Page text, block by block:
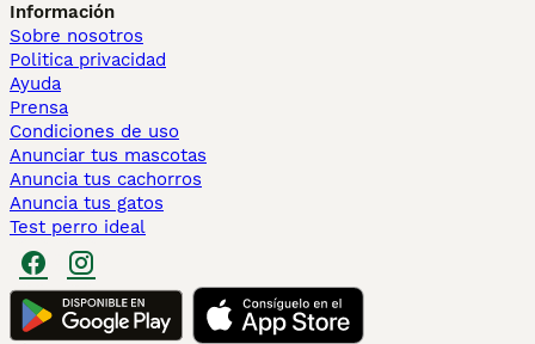
Información
Sobre nosotros
Politica privacidad
Ayuda
Prensa
Condiciones de uso
Anunciar tus mascotas
Anuncia tus cachorros
Anuncia tus gatos
Test perro ideal